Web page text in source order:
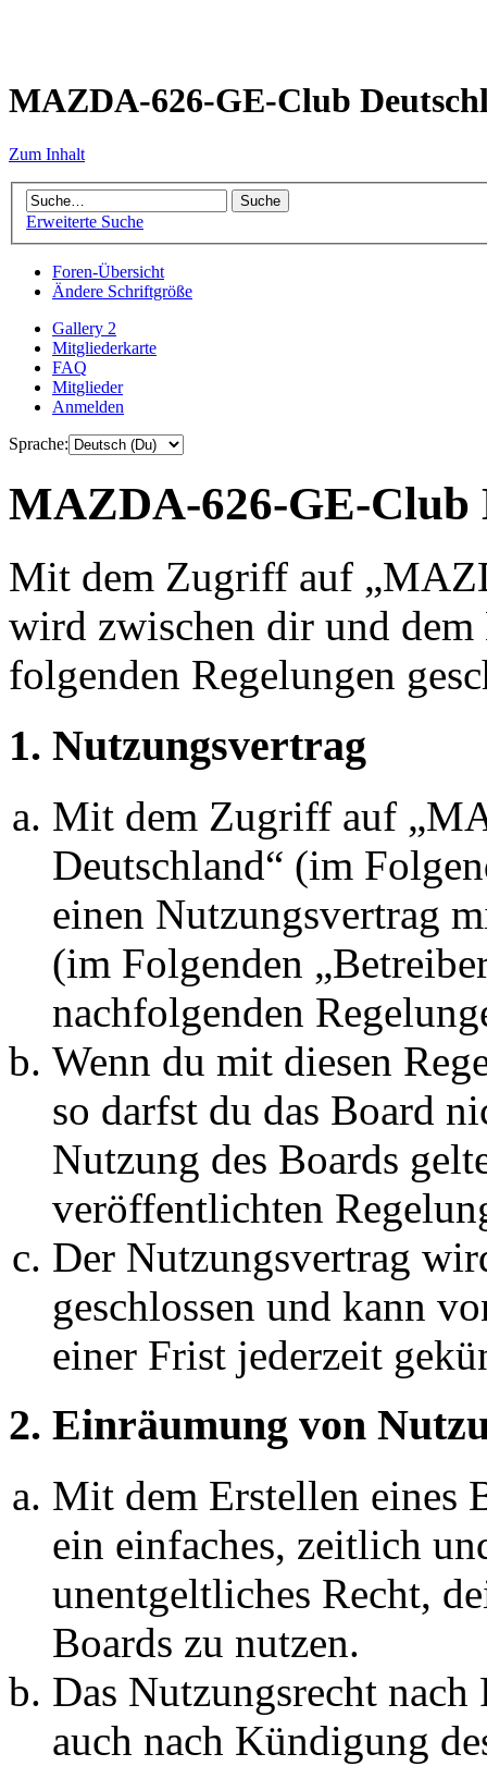
MAZDA-626-GE-Club
Zum Inhalt
Erweiterte Suche
Foren-Übersicht
Ändere Schriftgröße
Gallery 2
Mitgliederkarte
FAQ
Mitglieder
Anmelden
Sprache:
MAZDA-626-GE-Club
Mit dem Zugriff auf
wird zwischen dir und
folgenden Regelungen
1. Nutzungsvertrag
Mit dem Zugriff auf
Deutschland“ (im
einen Nutzungsvertrag
(im Folgenden
nachfolgenden
Wenn du mit diesen
so darfst du das Board
Nutzung des Boards
veröffentlichten
Der Nutzungsvertrag
geschlossen und kann
einer Frist jederzeit
2. Einräumung von
Mit dem Erstellen eines
ein einfaches, zeitlich
unentgeltliches Recht,
Boards zu nutzen.
Das Nutzungsrecht
auch nach Kündigung